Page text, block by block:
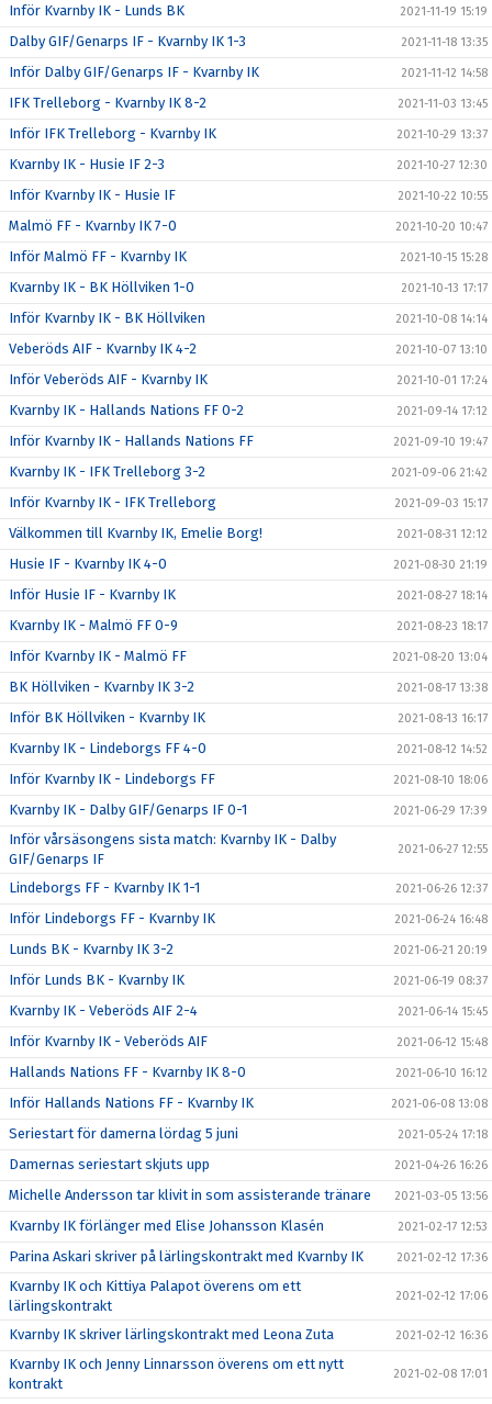
Inför Kvarnby IK - Lunds BK 2021-11-19 15:19
Dalby GIF/Genarps IF - Kvarnby IK 1-3 2021-11-18 13:35
Inför Dalby GIF/Genarps IF - Kvarnby IK 2021-11-12 14:58
IFK Trelleborg - Kvarnby IK 8-2 2021-11-03 13:45
Inför IFK Trelleborg - Kvarnby IK 2021-10-29 13:37
Kvarnby IK - Husie IF 2-3 2021-10-27 12:30
Inför Kvarnby IK - Husie IF 2021-10-22 10:55
Malmö FF - Kvarnby IK 7-0 2021-10-20 10:47
Inför Malmö FF - Kvarnby IK 2021-10-15 15:28
Kvarnby IK - BK Höllviken 1-0 2021-10-13 17:17
Inför Kvarnby IK - BK Höllviken 2021-10-08 14:14
Veberöds AIF - Kvarnby IK 4-2 2021-10-07 13:10
Inför Veberöds AIF - Kvarnby IK 2021-10-01 17:24
Kvarnby IK - Hallands Nations FF 0-2 2021-09-14 17:12
Inför Kvarnby IK - Hallands Nations FF 2021-09-10 19:47
Kvarnby IK - IFK Trelleborg 3-2 2021-09-06 21:42
Inför Kvarnby IK - IFK Trelleborg 2021-09-03 15:17
Välkommen till Kvarnby IK, Emelie Borg! 2021-08-31 12:12
Husie IF - Kvarnby IK 4-0 2021-08-30 21:19
Inför Husie IF - Kvarnby IK 2021-08-27 18:14
Kvarnby IK - Malmö FF 0-9 2021-08-23 18:17
Inför Kvarnby IK - Malmö FF 2021-08-20 13:04
BK Höllviken - Kvarnby IK 3-2 2021-08-17 13:38
Inför BK Höllviken - Kvarnby IK 2021-08-13 16:17
Kvarnby IK - Lindeborgs FF 4-0 2021-08-12 14:52
Inför Kvarnby IK - Lindeborgs FF 2021-08-10 18:06
Kvarnby IK - Dalby GIF/Genarps IF 0-1 2021-06-29 17:39
Inför vårsäsongens sista match: Kvarnby IK - Dalby
GIF/Genarps IF
2021-06-27 12:55
Lindeborgs FF - Kvarnby IK 1-1 2021-06-26 12:37
Inför Lindeborgs FF - Kvarnby IK 2021-06-24 16:48
Lunds BK - Kvarnby IK 3-2 2021-06-21 20:19
Inför Lunds BK - Kvarnby IK 2021-06-19 08:37
Kvarnby IK - Veberöds AIF 2-4 2021-06-14 15:45
Inför Kvarnby IK - Veberöds AIF 2021-06-12 15:48
Hallands Nations FF - Kvarnby IK 8-0 2021-06-10 16:12
Inför Hallands Nations FF - Kvarnby IK 2021-06-08 13:08
Seriestart för damerna lördag 5 juni 2021-05-24 17:18
Damernas seriestart skjuts upp 2021-04-26 16:26
Michelle Andersson tar klivit in som assisterande tränare 2021-03-05 13:56
Kvarnby IK förlänger med Elise Johansson Klasén 2021-02-17 12:53
Parina Askari skriver på lärlingskontrakt med Kvarnby IK 2021-02-12 17:36
Kvarnby IK och Kittiya Palapot överens om ett
lärlingskontrakt
2021-02-12 17:06
Kvarnby IK skriver lärlingskontrakt med Leona Zuta 2021-02-12 16:36
Kvarnby IK och Jenny Linnarsson överens om ett nytt
kontrakt
2021-02-08 17:01